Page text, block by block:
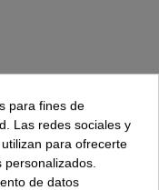
para fines de
Las redes sociales y
para ofrecerte
de datos